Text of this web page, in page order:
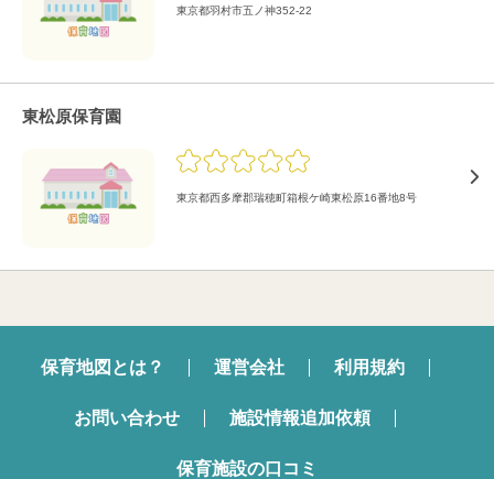
東京都羽村市五ノ神352-22
東松原保育園
東京都西多摩郡瑞穂町箱根ケ崎東松原16番地8号
保育地図とは？ 運営会社 利用規約
お問い合わせ 施設情報追加依頼
保育施設の口コミ